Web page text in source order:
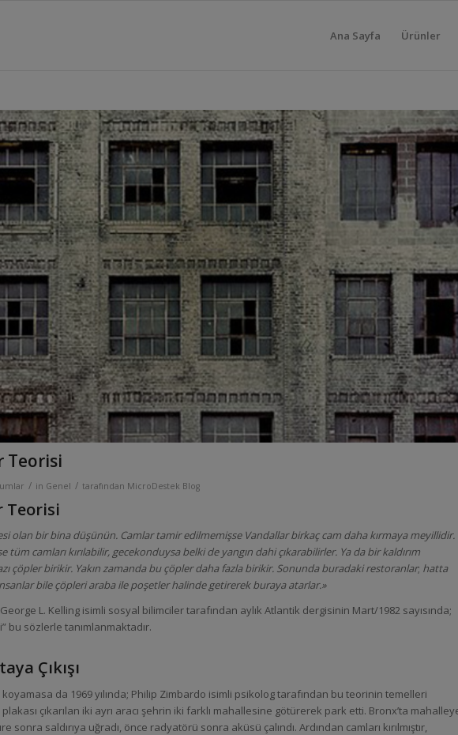
Ana Sayfa Ürünler
Teorisi
/ in Genel / tarafından MicroDestek Blog
Teorisi
olan bir bina düşünün. Camlar tamir edilmemişse Vandallar birkaç cam daha kırmaya meyillidir.
tüm camları kırılabilir, gecekonduysa belki de yangın dahi çıkarabilirler. Ya da bir kaldırım
çöpler birikir. Yakın zamanda bu çöpler daha fazla birikir. Sonunda buradaki restoranlar; hatta
bile çöpleri araba ile poşetler halinde getirerek buraya atarlar.»
L. Kelling isimli sosyal bilimciler tarafından aylık Atlantik dergisinin Mart/1982 sayısında;
bu sözlerle tanımlanmaktadır.
Çıkışı
da 1969 yılında; Philip Zimbardo isimli psikolog tarafından bu teorinin temelleri
plakası çıkarılan iki ayrı aracı şehrin iki farklı mahallesine götürerek park etti. Bronx’ta
sonra saldırıya uğradı, önce radyatörü sonra aküsü çalındı. Ardından camları kırılmıştır,